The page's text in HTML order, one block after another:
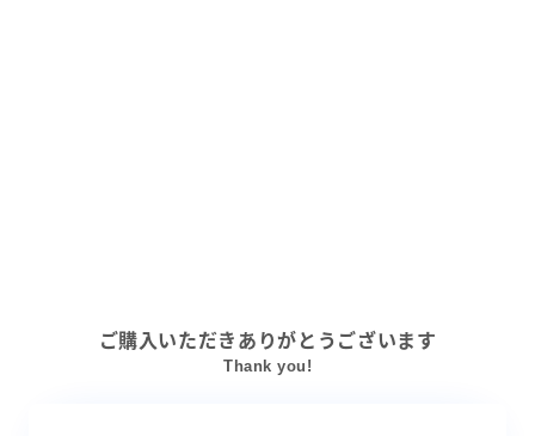
ご購入いただきありがとうございます
Thank you!